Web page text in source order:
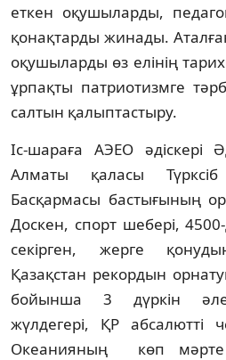
еткен оқушыларды,
қонақтарды жинады.
оқушыларды өз елінің
ұрпақты патриотизмге
салтын қалыптастыру.
Іс-шараға АЭЕО
Алматы қаласы
Басқармасы бастығының
Доскен, спорт шебері,
секірген, жерге
Қазақстан рекордын
бойынша 3 дүркін
жүлдегері, ҚР
Океанияның көп мәрте